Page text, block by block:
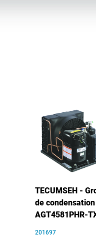
TECUMSEH -
de condensation
AGT4581PHR-
201697